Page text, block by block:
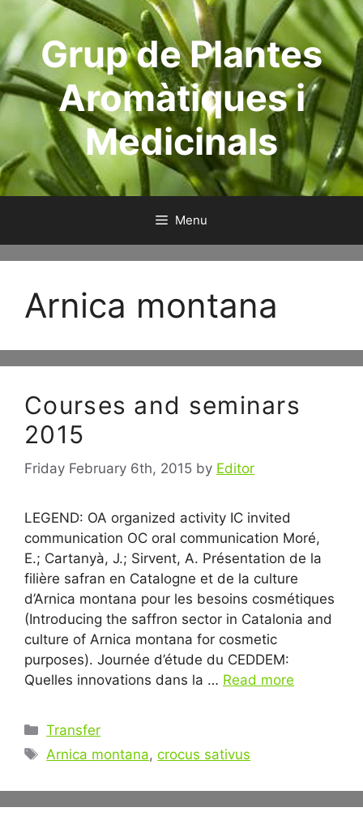
contentGrup de Plantes
Aromàtiques i
Medicinals
Menu
Arnica montana
Courses and seminars
2015
Friday February 6th, 2015 by Editor
LEGEND: OA organized activity IC invited
communication OC oral communication Moré,
E.; Cartanyà, J.; Sirvent, A. Présentation de la
filière safran en Catalogne et de la culture
d’Arnica montana pour les besoins cosmétiques
(Introducing the saffron sector in Catalonia and
culture of Arnica montana for cosmetic
purposes). Journée d’étude du CEDDEM:
Quelles innovations dans la … Read more
Categories
Transfer
Tags
Arnica montana,crocus sativus